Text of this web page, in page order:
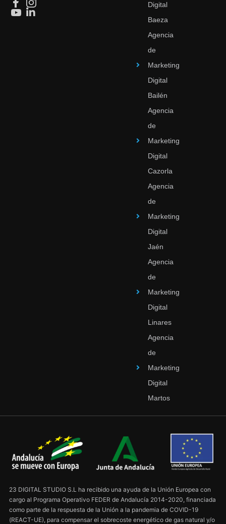
Digital
Baeza
Agencia
de
Marketing
Digital
Bailén
Agencia
de
Marketing
Digital
Cazorla
Agencia
de
Marketing
Digital
Jaén
Agencia
de
Marketing
Digital
Linares
Agencia
de
Marketing
Digital
Martos
23 DIGITAL STUDIO S.L ha recibido una ayuda de la Unión Europea con
cargo al Programa Operativo FEDER de Andalucía 2014-2020, financiada
como parte de la respuesta de la Unión a la pandemia de COVID-19
(REACT-UE), para compensar el sobrecoste energético de gas natural y/o